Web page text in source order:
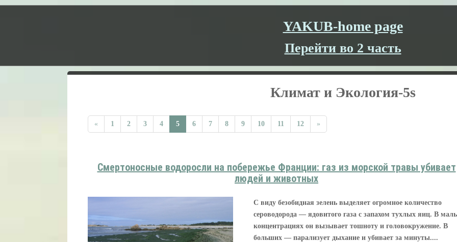
YAKUB-home page
Перейти во 2 часть
Климат и Экология-5s
« 1 2 3 4 5 6 7 8 9 10 11 12 »
Смертоносные водоросли на побережье Франции: газ из морской травы убивает
людей и животных
С виду безобидная зелень выделяет огромное количество
сероводорода — ядовитого газа с запахом тухлых яиц. В
концентрациях он вызывает тошноту и головокружение. В
больших — парализует дыхание и убивает за минуты....